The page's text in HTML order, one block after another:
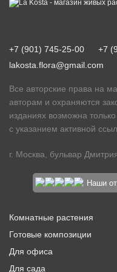
+7 (901) 745-25-00
+7
lakosta.flora@gmail.com
Все авторские права на
авторам и охраняются
изданиях возможна
с указанием активной
г. Москва, бульвар
Наши
Комнатные растения
Готовые композиции
Для офиса
Для сада